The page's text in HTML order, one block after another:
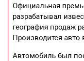
Официальная
разрабатывал
география продаж
Производится авто
Автомобиль был